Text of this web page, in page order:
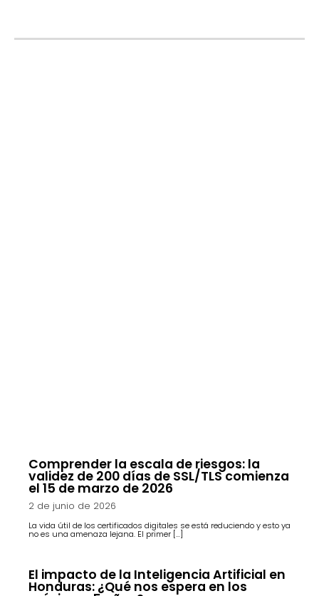
Comprender la escala de riesgos: la
validez de 200 días de SSL/TLS comienza
el 15 de marzo de 2026
2 de junio de 2026
La vida útil de los certificados digitales se está reduciendo y esto ya
no es una amenaza lejana. El primer […]
El impacto de la Inteligencia Artificial en
Honduras: ¿Qué nos espera en los